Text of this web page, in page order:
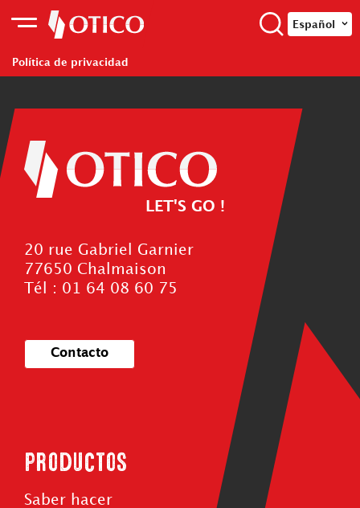
Español
Política de privacidad
LET'S GO !
20 rue Gabriel Garnier
77650 Chalmaison
Tél : 01 64 08 60 75
Contacto
Productos
Saber hacer